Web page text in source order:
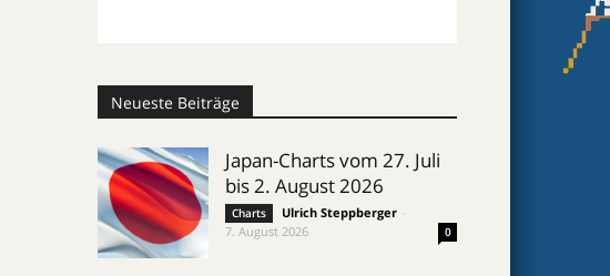
Neueste Beiträge
Japan-Charts vom 27. Juli
bis 2. August 2026
Charts Ulrich Steppberger
7. August 2026
0